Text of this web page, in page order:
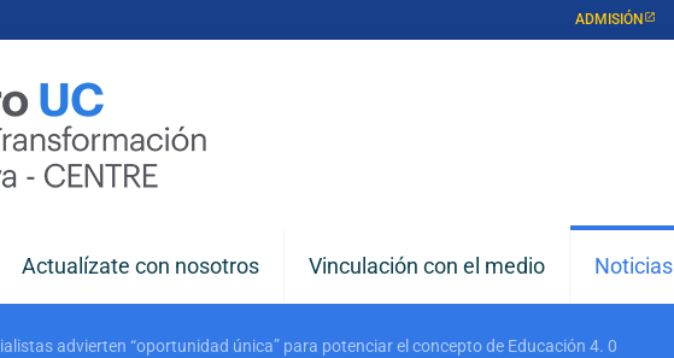
ADMISIÓN
Actualízate con nosotros Vinculación con el medio Noticias
advierten “oportunidad única” para potenciar el concepto de Educación 4. 0